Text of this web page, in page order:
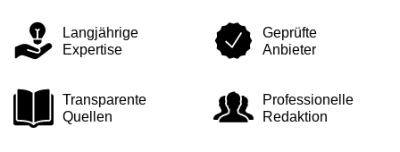
Langjährige
Expertise
Geprüfte
Anbieter
Transparente
Quellen
Professionelle
Redaktion